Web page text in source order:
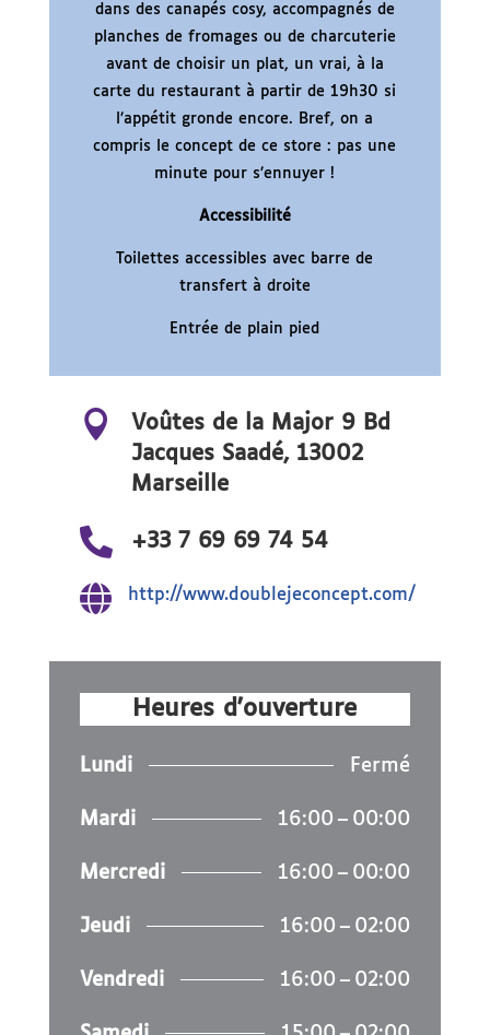
dans des canapés cosy, accompagnés de
planches de fromages ou de charcuterie
avant de choisir un plat, un vrai, à la
carte du restaurant à partir de 19h30 si
l’appétit gronde encore. Bref, on a
compris le concept de ce store : pas une
minute pour s’ennuyer !
Accessibilité
Toilettes accessibles avec barre de
transfert à droite
Entrée de plain pied

Voûtes de la Major 9 Bd
Jacques Saadé, 13002
Marseille
 +33 7 69 69 74 54
 http://www.doublejeconcept.com/
Heures d'ouverture
Lundi Fermé
Mardi 16:00 – 00:00
Mercredi 16:00 – 00:00
Jeudi 16:00 – 02:00
Vendredi 16:00 – 02:00